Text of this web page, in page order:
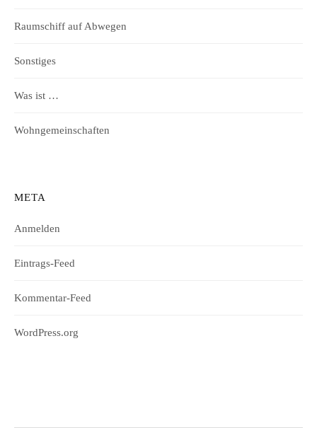
Raumschiff auf Abwegen
Sonstiges
Was ist …
Wohngemeinschaften
META
Anmelden
Eintrags-Feed
Kommentar-Feed
WordPress.org